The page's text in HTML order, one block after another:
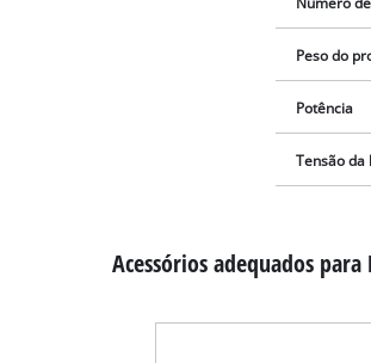
Peso do
Potência
Tensão da
Acessórios adequados para